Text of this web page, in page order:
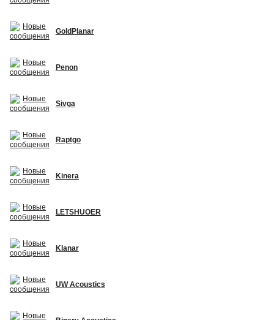
GoldPlanar
Penon
Sivga
Raptgo
Kinera
LETSHUOER
Klanar
UW Acoustics